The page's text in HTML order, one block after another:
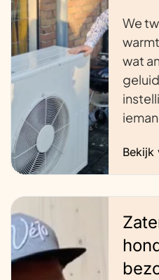
We
wat
Bekijk